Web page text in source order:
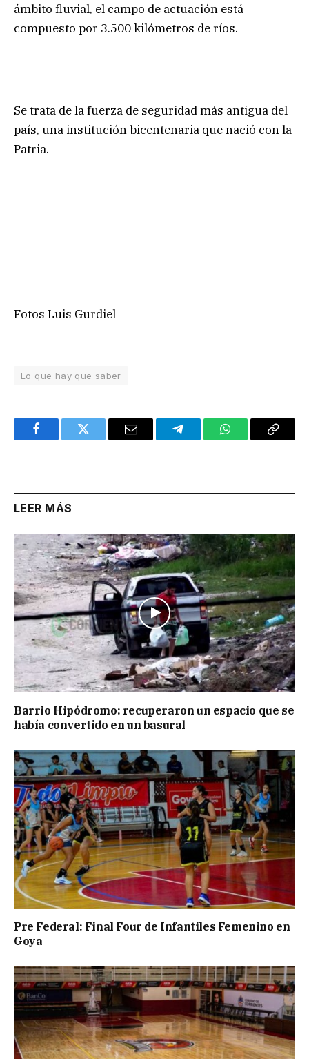
ámbito fluvial, el campo de actuación está
compuesto por 3.500 kilómetros de ríos.
Se trata de la fuerza de seguridad más antigua del
país, una institución bicentenaria que nació con la
Patria.
Fotos Luis Gurdiel
Lo que hay que saber
FacebookTwitter Email TelegramWhatsAppCopy
LEER MÁS
Barrio Hipódromo: recuperaron un espacio que se
había convertido en un basural
Pre Federal: Final Four de Infantiles Femenino en
Goya